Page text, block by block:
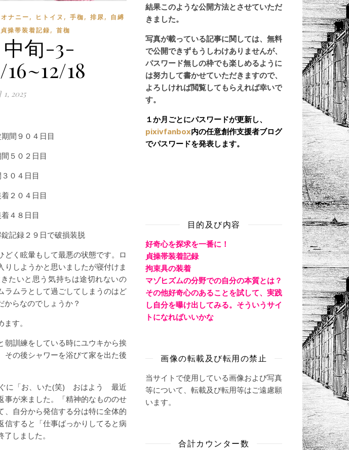
オナニー, ヒトイヌ , 手枷, 排尿, 自縛
貞操帯装着記録, 首枷
中旬-3-
18
1, 2025
間９０４日目
５０２日目
０４日目
２０４日目
４８日目
記録２９日で破損装脱
く眩暈もして最悪の状態です。ロ
りしようかと思いましたが寝付けま
たいと思う気持ちは途切れないの
ラムラとして過ごしてしまうのはど
からなのでしょうか？
す。
訓練をしている時にユウキから挨
その後シャワーを浴びて家を出た後
に「お、いた(笑) おはよう 最近
事が来ました。「精神的なもののせ
、自分から発信する分は特に全体的
信すると「仕事ばっかりしてると病
しました。
結果このような公開方法とさせていただ
きました。
写真が載っている記事に関しては、無料
で公開できずもうしわけありませんが、
パスワード無しの枠でも楽しめるように
は努力して書かせていただきますので、
よろしければ閲覧してもらえれば幸いで
す。
１か月ごとにパスワードが更新し、
pixivfanbox内の任意創作支援者ブログ
でパスワードを発表します。
目的及び内容
好奇心を探求を一番に！
貞操帯装着記録
拘束具の装着
マゾヒズムの分野での自分の本質とは？
その他好奇心のあることを試して、実践
し自分を曝け出してみる。そういうサイ
トになればいいかな
画像の転載及び転用の禁止
当サイトで使用している画像および写真
等について、転載及び転用等はご遠慮願
います。
合計カウンター数